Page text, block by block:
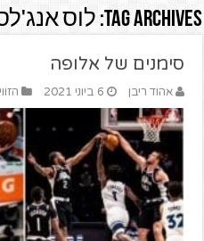
Tag Archives: לוס
סימנים של אלופה
אהוד ריבן 6 ביוני 2021